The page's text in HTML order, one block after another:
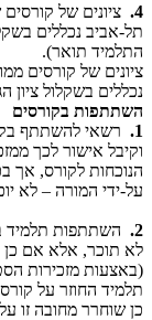
4.
ציונים של
תל-אביב נכללים
התלמיד תואר).
ציונים של קורסים
נכללים בשקלול ציון
השתתפות בקורסים
1.
רשאי להשתתף
וקיבל אישור לכך
הנוכחות לקורס, אך
על-ידי המורה – לא
2.
השתתפות תלמיד
לא תוכר, אלא אם
(באצעות מזכירות
תלמיד החוזר על
כן שוחרר מחובה זו